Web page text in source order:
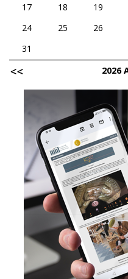
17
18 19
24
25 26
31
2026